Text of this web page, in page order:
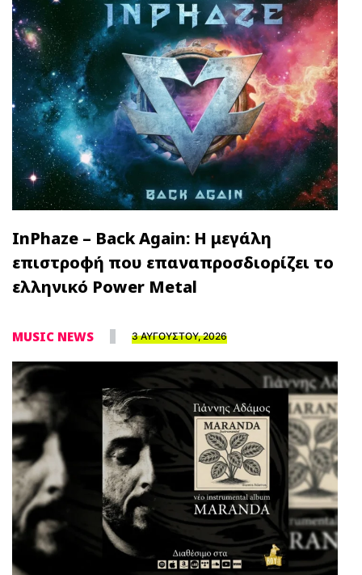
InPhaze – Back Again: Η μεγάλη
επιστροφή που επαναπροσδιορίζει το
ελληνικό Power Metal
MUSIC NEWS 3 ΑΥΓΟΥΣΤΟΥ, 2026